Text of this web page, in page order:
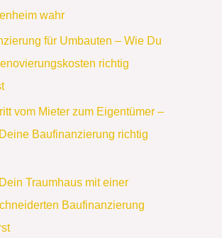
wahr
für Umbauten – Wie Du
richtig
vom Mieter zum Eigentümer –
Baufinanzierung richtig
Traumhaus mit einer
Baufinanzierung